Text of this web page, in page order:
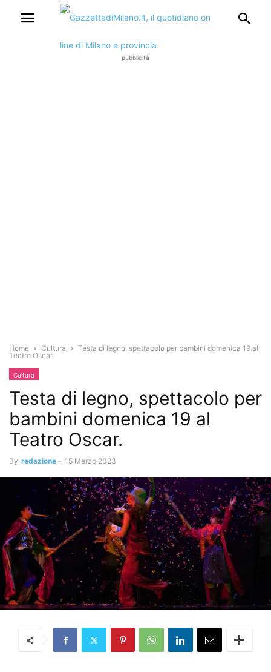
pubblicità
Home Cultura
Testa di legno, spettacolo per bambini domenica 19 al
Teatro Oscar.
Cultura
Testa di legno, spettacolo per
bambini domenica 19 al
Teatro Oscar.
By redazione - 15 Marzo 2023